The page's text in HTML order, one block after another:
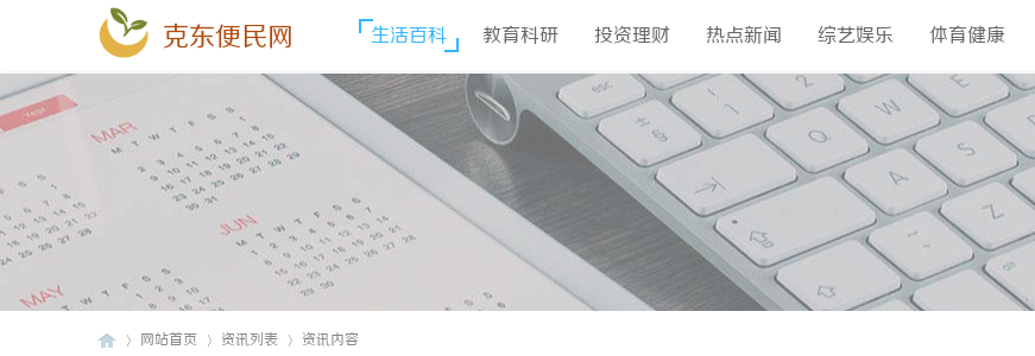
克东便民网 生活百科 教育科研 投资理财 热点新闻 综艺娱乐 体育健康
网站首页 资讯列表 资讯内容